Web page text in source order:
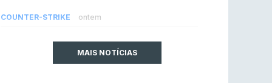
COUNTER-STRIKE ontem
comunitários de League of Legends
MAIS NOTÍCIAS